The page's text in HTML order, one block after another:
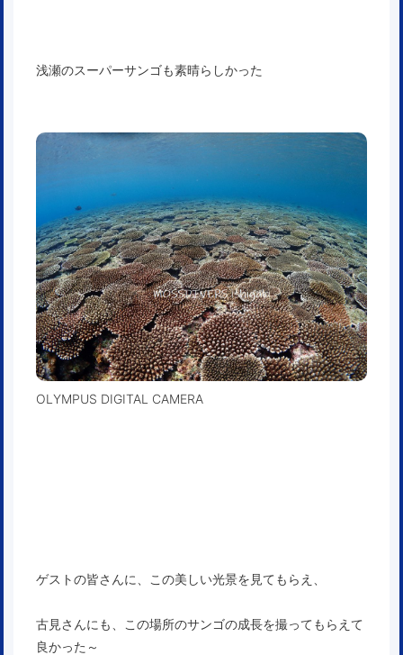
浅瀬のスーパーサンゴも素晴らしかった
OLYMPUS DIGITAL CAMERA
ゲストの皆さんに、この美しい光景を見てもらえ、
古見さんにも、この場所のサンゴの成長を撮ってもらえて
良かった～